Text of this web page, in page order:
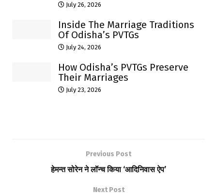
July 26, 2026
Inside The Marriage Traditions
Of Odisha’s PVTGs
July 24, 2026
How Odisha’s PVTGs Preserve
Their Marriages
July 23, 2026
Previous Post
हेमन्त सोरेन ने लॉन्च किया ‘आदिनिवास ऐप’
Next Post